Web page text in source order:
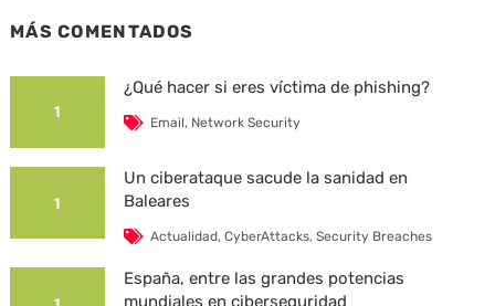
MÁS COMENTADOS
1
¿Qué hacer si eres víctima de phishing?
Email, Network Security
1
Un ciberataque sacude la sanidad en
Baleares
Actualidad,CyberAttacks,Security Breaches
España, entre las grandes potencias
mundiales en ciberseguridad